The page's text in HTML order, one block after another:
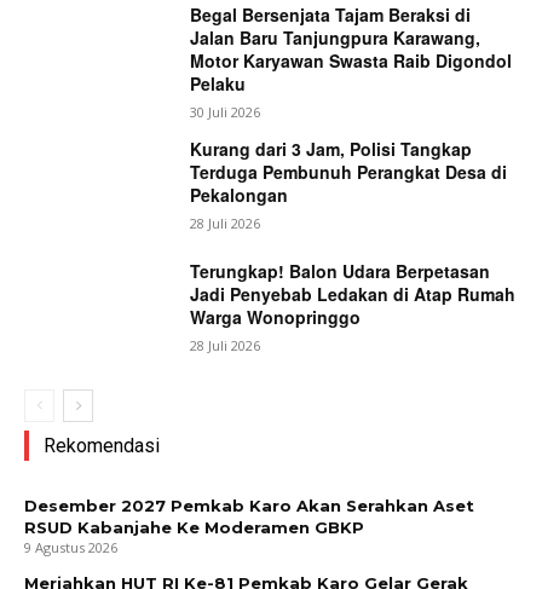
News Week
Magazine PRO
Begal Bersenjata Tajam Beraksi di
Jalan Baru Tanjungpura Karawang,
Motor Karyawan Swasta Raib Digondol
Pelaku
30 Juli 2026
Kurang dari 3 Jam, Polisi Tangkap
Terduga Pembunuh Perangkat Desa di
Pekalongan
28 Juli 2026
Terungkap! Balon Udara Berpetasan
Jadi Penyebab Ledakan di Atap Rumah
Warga Wonopringgo
28 Juli 2026
Rekomendasi
Desember 2027 Pemkab Karo Akan Serahkan Aset
RSUD Kabanjahe Ke Moderamen GBKP
9 Agustus 2026
Meriahkan HUT RI Ke-81 Pemkab Karo Gelar Gerak